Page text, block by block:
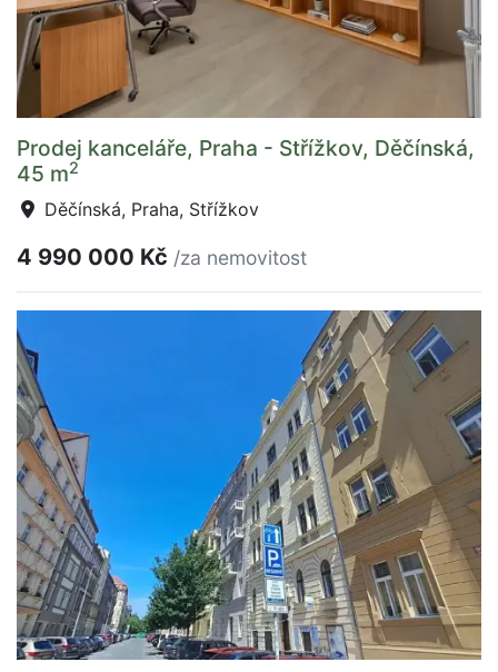
Prodej kanceláře, Praha - Střížkov, Děčínská,
45 m2
Děčínská, Praha, Střížkov
4 990 000 Kč /za nemovitost